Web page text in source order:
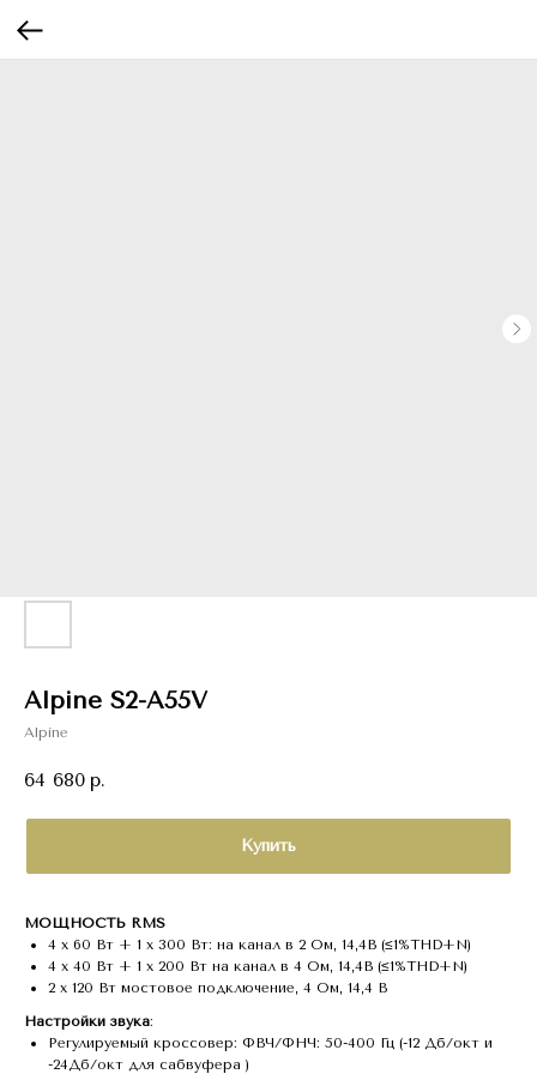
Alpine S2-A55V
Alpine
64 680 р.
Купить
МОЩНОСТЬ RMS
4 x 60 Вт + 1 x 300 Вт: на канал в 2 Ом, 14,4В (≤1%THD+N)
4 x 40 Вт + 1 x 200 Вт на канал в 4 Ом, 14,4В (≤1%THD+N)
2 x 120 Вт мостовое подключение, 4 Ом, 14,4 В
Настройки звука:
Регулируемый кроссовер: ФВЧ/ФНЧ: 50-400 Гц (-12 Дб/окт и
-24Дб/окт для сабвуфера )